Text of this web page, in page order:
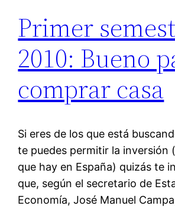
Primer
2010: Bueno
comprar casa
Si eres de los que está
te puedes permitir la inversión
que hay en España) quizás te
que, según el secretario de
Economía, José Manuel